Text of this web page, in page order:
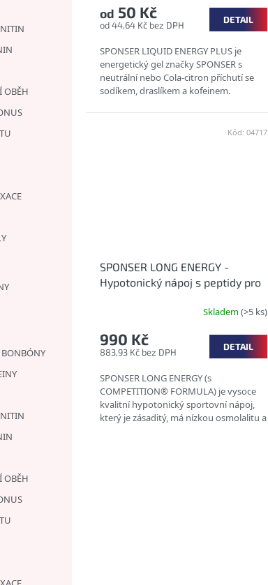
OBĚH
BONBÓNY
OBĚH
od 44,64 Kč bez DPH
od 50 Kč DETAIL
SPONSER LIQUID ENERGY PLUS je
energetický gel značky SPONSER s
neutrální nebo Cola-citron příchutí se
sodíkem, draslíkem a kofeinem.
SPONSER LONG ENERGY -
Hypotonický nápoj s peptidy pro
Skladem(>5 ks)
883,93 Kč bez DPH
990 Kč DETAIL
SPONSER LONG ENERGY (s
COMPETITION® FORMULA) je vysoce
kvalitní hypotonický sportovní nápoj,
který je zásaditý, má nízkou osmolalitu a
Kód: 04717